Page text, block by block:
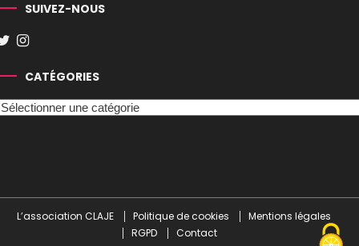
SUIVEZ-NOUS
CATÉGORIES
L’association CLAJE Politique de cookies
Mentions légales
RGPD
Contact